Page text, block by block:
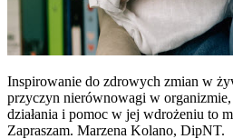
Inspirowanie do zdrowych zmian w
przyczyn nierównowagi w
działania i pomoc w jej wdrożeniu to
Zapraszam. Marzena Kolano, DipNT.